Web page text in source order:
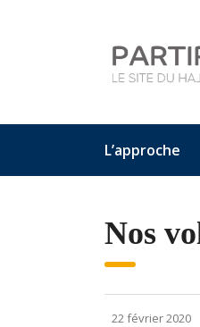
L’approche
Nos
22 février 2020